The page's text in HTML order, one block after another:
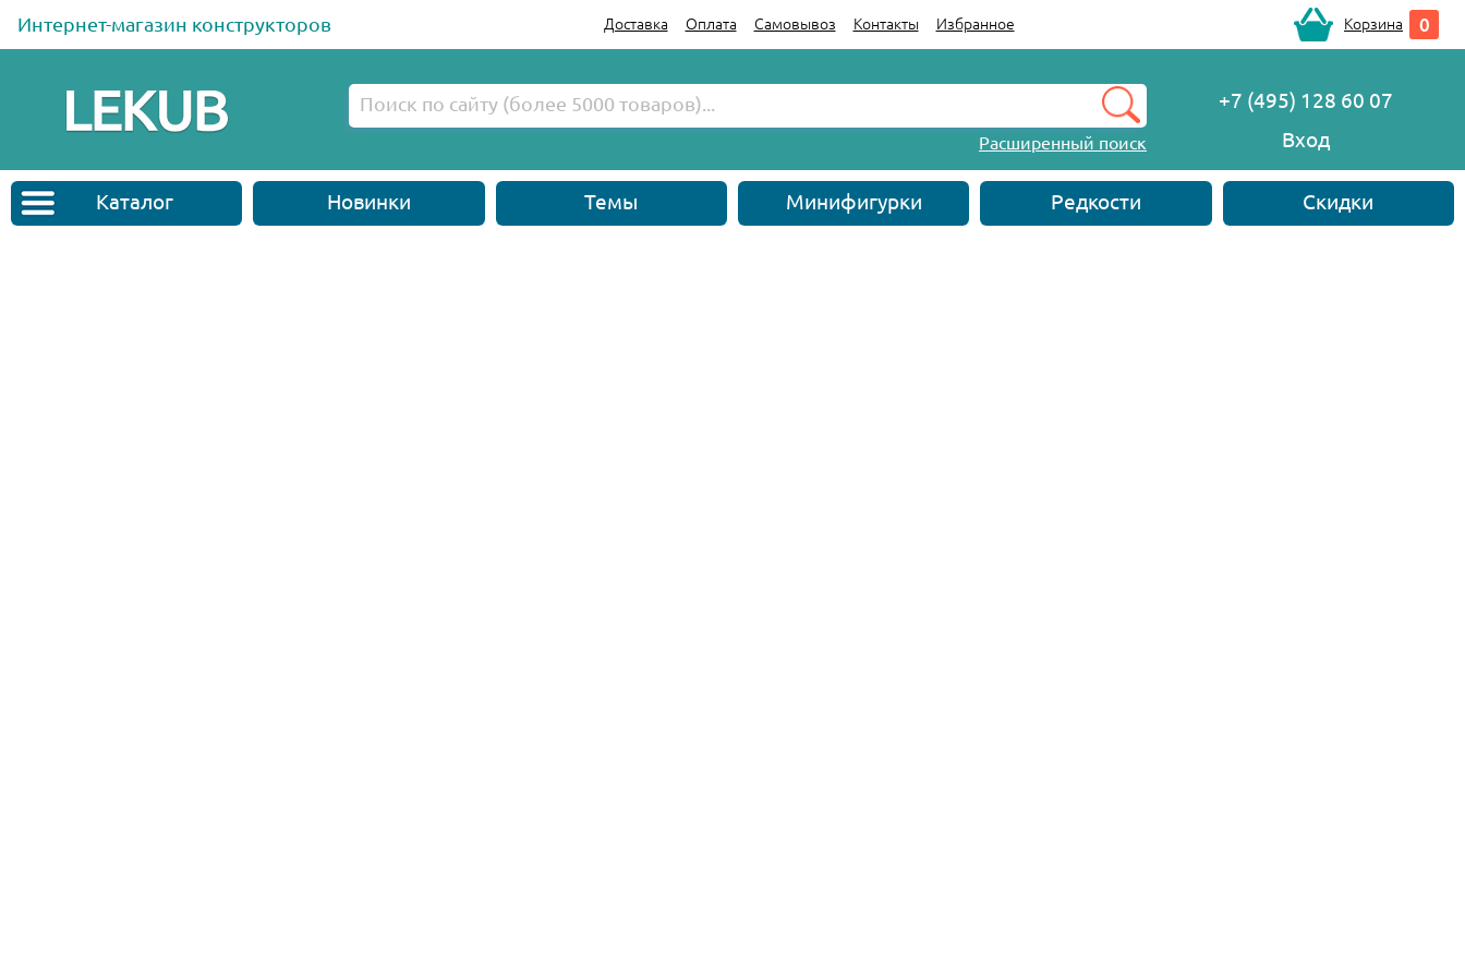
Интернет-магазин конструкторов Доставка Оплата Самовывоз Контакты Избранное Корзина 0
Расширенный поиск
+7 (495) 128 60 07
Вход
Каталог Новинки Темы Минифигурки Редкости Скидки